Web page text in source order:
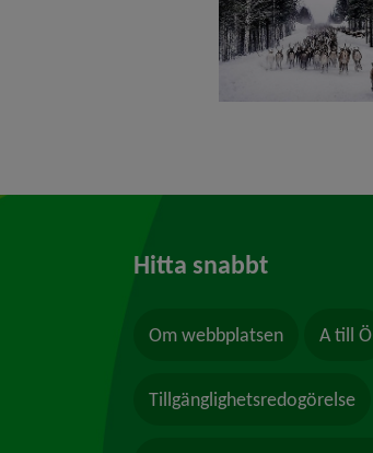
webbplats, öppnas i nytt fönster.
Hitta snabbt
Om webbplatsen A till Ö
Tillgänglighetsredogörelse